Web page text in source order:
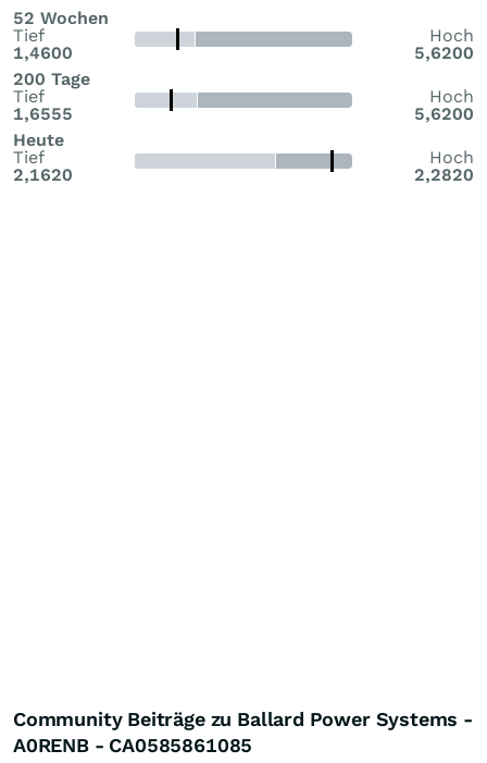
52 Wochen
Tief
1,4600
Hoch
5,6200
200 Tage
Tief
1,6555
Hoch
5,6200
Heute
Tief
2,1620
Hoch
2,2820
Community Beiträge zu Ballard Power Systems -
A0RENB - CA0585861085